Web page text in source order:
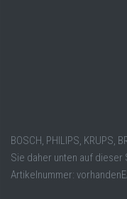
BOSCH, PHILIPS, KRUPS,
Sie daher unten auf dieser
Artikelnummer: